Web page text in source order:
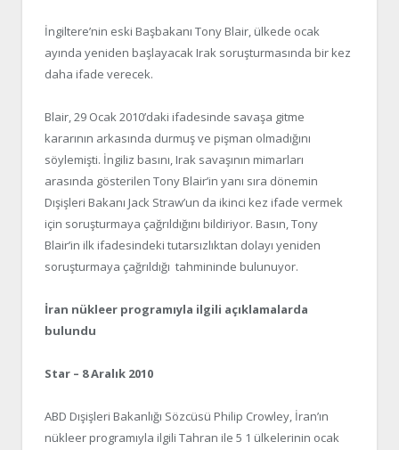
İngiltere’nin eski Başbakanı Tony Blair, ülkede ocak
ayında yeniden başlayacak Irak soruşturmasında bir kez
daha ifade verecek.
Blair, 29 Ocak 2010’daki ifadesinde savaşa gitme
kararının arkasında durmuş ve pişman olmadığını
söylemişti. İngiliz basını, Irak savaşının mimarları
arasında gösterilen Tony Blair’in yanı sıra dönemin
Dışişleri Bakanı Jack Straw’un da ikinci kez ifade vermek
için soruşturmaya çağrıldığını bildiriyor. Basın, Tony
Blair’in ilk ifadesindeki tutarsızlıktan dolayı yeniden
soruşturmaya çağrıldığı tahmininde bulunuyor.
İran nükleer programıyla ilgili açıklamalarda
bulundu
Star – 8 Aralık 2010
ABD Dışişleri Bakanlığı Sözcüsü Philip Crowley, İran’ın
nükleer programıyla ilgili Tahran ile 5 1 ülkelerinin ocak